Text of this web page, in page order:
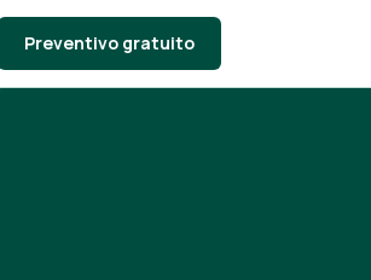
Preventivo gratuito